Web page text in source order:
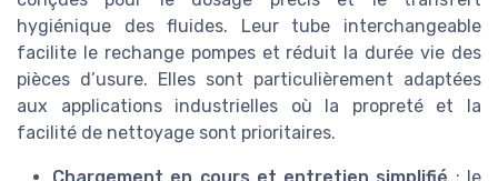
hygiénique des fluides. Leur tube interchangeable
facilite le rechange pompes et réduit la durée vie des
pièces d’usure. Elles sont particulièrement adaptées
aux applications industrielles où la propreté et la
facilité de nettoyage sont prioritaires.